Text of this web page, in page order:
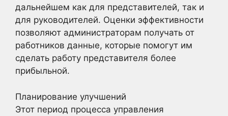
дальнейшем как для представителей, так и
для руководителей. Оценки эффективности
позволяют администраторам получать от
работников данные, которые помогут им
сделать работу представителя более
прибыльной.
Планирование улучшений
Этот период процесса управления